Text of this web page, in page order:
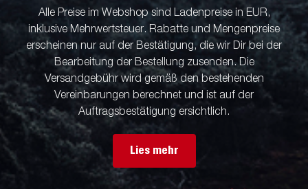
Alle Preise im Webshop sind Ladenpreise in EUR,
inklusive Mehrwertsteuer. Rabatte und Mengenpreise
erscheinen nur auf der Bestätigung, die wir Dir bei der
Bearbeitung der Bestellung zusenden. Die
Versandgebühr wird gemäß den bestehenden
Vereinbarungen berechnet und ist auf der
Auftragsbestätigung ersichtlich.
Lies mehr